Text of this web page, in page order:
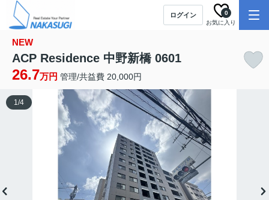
ログイン
お気に入り
0
NEW
ACP Residence 中野新橋 0601
26.7万円 管理/共益費 20,000円
1/4